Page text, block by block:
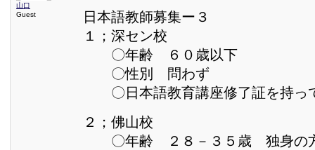
山口
Guest
日本語教師募集ー３
１；深セン校
〇年齢 ６０歳以下
〇性別 問わず
〇日本語教育講座修了証を持っ
２；佛山校
〇年齢 ２８－３５歳 独身の